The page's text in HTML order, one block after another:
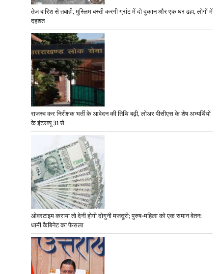
तेज बारिश से तबाही, मुस्लिम बस्ती करगी ग्रांट में दो दुकान और एक घर ढहा, लोगों में
दहशत
राजस्व कर निरीक्षक भर्ती के आवेदन की तिथि बढ़ी, लोअर पीसीएस के शेष अभ्यर्थियों
के इंटरव्यू 31 से
ओवरटाइम कराया तो देनी होगी दोगुनी मजदूरी; पुरुष-महिला को एक समान वेतन:
धामी कैबिनेट का फैसला